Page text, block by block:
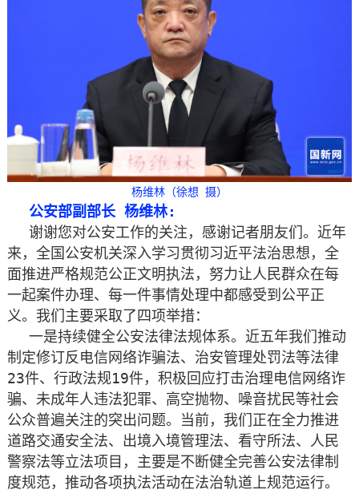
杨维林（徐想 摄）
公安部副部长 杨维林:
谢谢您对公安工作的关注，感谢记者朋友们。近年
来，全国公安机关深入学习贯彻习近平法治思想，全
面推进严格规范公正文明执法，努力让人民群众在每
一起案件办理、每一件事情处理中都感受到公平正
义。我们主要采取了四项举措：
一是持续健全公安法律法规体系。近五年我们推动
制定修订反电信网络诈骗法、治安管理处罚法等法律
23件、行政法规19件，积极回应打击治理电信网络诈
骗、未成年人违法犯罪、高空抛物、噪音扰民等社会
公众普遍关注的突出问题。当前，我们正在全力推进
道路交通安全法、出境入境管理法、看守所法、人民
警察法等立法项目，主要是不断健全完善公安法律制
度规范，推动各项执法活动在法治轨道上规范运行。